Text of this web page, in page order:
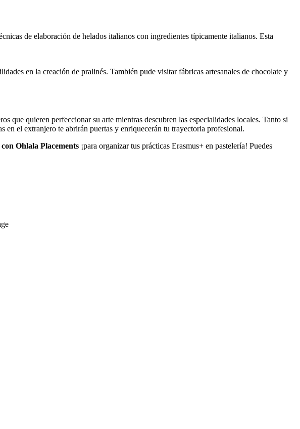
de elaboración de helados italianos con ingredientes típicamente italianos. Esta
en la creación de pralinés. También pude visitar fábricas artesanales de chocolate y
que quieren perfeccionar su arte mientras descubren las especialidades locales. Tanto si
en el extranjero te abrirán puertas y enriquecerán tu trayectoria profesional.
Ohlala Placements ¡para organizar tus prácticas Erasmus+ en pastelería! Puedes